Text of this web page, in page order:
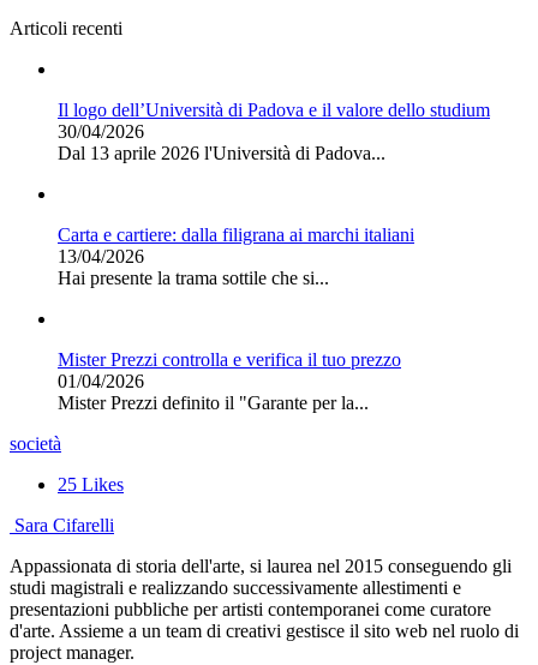
Articoli recenti
Il logo dell’Università di Padova e il valore dello studium
30/04/2026
Dal 13 aprile 2026 l'Università di Padova...
Carta e cartiere: dalla filigrana ai marchi italiani
13/04/2026
Hai presente la trama sottile che si...
Mister Prezzi controlla e verifica il tuo prezzo
01/04/2026
Mister Prezzi definito il "Garante per la...
società
25 Likes
Sara Cifarelli
Appassionata di storia dell'arte, si laurea nel 2015 conseguendo gli
studi magistrali e realizzando successivamente allestimenti e
presentazioni pubbliche per artisti contemporanei come curatore
d'arte. Assieme a un team di creativi gestisce il sito web nel ruolo di
project manager.